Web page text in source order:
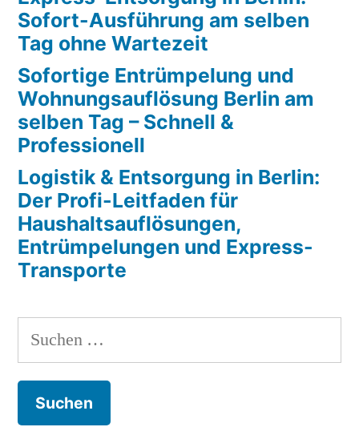
Sofort-Ausführung am selben
Tag ohne Wartezeit
Sofortige Entrümpelung und
Wohnungsauflösung Berlin am
selben Tag – Schnell &
Professionell
Logistik & Entsorgung in Berlin:
Der Profi-Leitfaden für
Haushaltsauflösungen,
Entrümpelungen und Express-
Transporte
Suchen
nach: